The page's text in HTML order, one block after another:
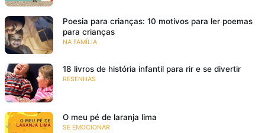
Poesia para crianças: 10 motivos para ler poemas
para crianças
NA FAMÍLIA
18 livros de história infantil para rir e se divertir
RESENHAS
O meu pé de laranja lima
SE EMOCIONAR